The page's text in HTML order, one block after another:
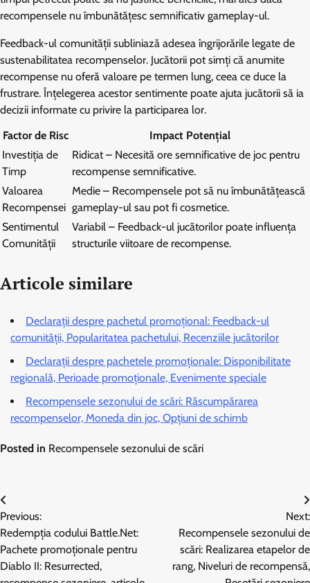
recompensele nu îmbunătățesc semnificativ gameplay-ul.
Feedback-ul comunității subliniază adesea îngrijorările legate de
sustenabilitatea recompenselor. Jucătorii pot simți că anumite
recompense nu oferă valoare pe termen lung, ceea ce duce la
frustrare. Înțelegerea acestor sentimente poate ajuta jucătorii să ia
decizii informate cu privire la participarea lor.
Factor de Risc
Impact Potențial
Investiția de
Timp
Ridicat – Necesită ore semnificative de joc pentru
recompense semnificative.
Valoarea
Recompensei
Medie – Recompensele pot să nu îmbunătățească
gameplay-ul sau pot fi cosmetice.
Sentimentul
Comunității
Variabil – Feedback-ul jucătorilor poate influența
structurile viitoare de recompense.
Articole similare
Declarații despre pachetul promoțional: Feedback-ul
comunității, Popularitatea pachetului, Recenziile jucătorilor
Declarații despre pachetele promoționale: Disponibilitate
regională, Perioade promoționale, Evenimente speciale
Recompensele sezonului de scări: Răscumpărarea
recompenselor, Moneda din joc, Opțiuni de schimb
Posted in Recompensele sezonului de scări
Post
navigation
Previous:
Redempția codului Battle.Net:
Pachete promoționale pentru
Diablo II: Resurrected,
Next:
Recompensele sezonului de
scări: Realizarea etapelor de
rang, Niveluri de recompensă,